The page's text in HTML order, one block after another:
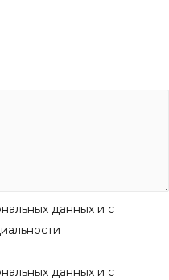
данных и с
данных и с